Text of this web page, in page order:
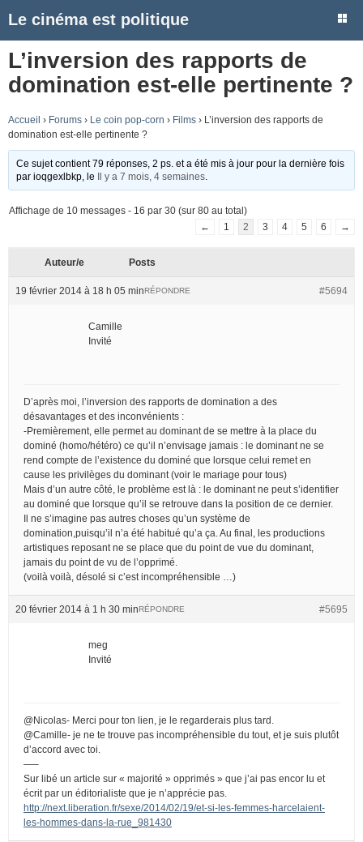
Le cinéma est politique
L’inversion des rapports de
domination est-elle pertinente ?
Accueil › Forums › Le coin pop-corn › Films › L’inversion des rapports de
domination est-elle pertinente ?
Ce sujet contient 79 réponses, 2 ps. et a été mis à jour pour la dernière fois
parioqgexlbkp , le Il y a 7 mois, 4 semaines
Affichage de 10 messages - 16 par 30 (sur 80 au total)
←
1 2 3 4 5 6 →
Auteur/e Posts
19 février 2014 à 18 h 05 min #5694
RÉPONDRE
Camille
Invité
D’après moi, l’inversion des rapports de domination a des
désavantages et des inconvénients :
-Premièrement, elle permet au dominant de se mettre à la place du
dominé (homo/hétéro) ce qu’il n’envisage jamais : le dominant ne se
rend compte de l’existence du dominé que lorsque celui remet en
cause les privilèges du dominant (voir le mariage pour tous)
Mais d’un autre côté, le problème est là : le dominant ne peut s’identifier
au dominé que lorsque qu’il se retrouve dans la position de ce dernier.
Il ne s’imagine pas autres choses qu’un système de
domination,puisqu’il n’a été habitué qu’a ça. Au final, les productions
artistiques reposant ne se place que du point de vue du dominant,
jamais du point de vu de l’opprimé.
(voilà voilà, désolé si c’est incompréhensible …)
20 février 2014 à 1 h 30 min #5695
RÉPONDRE
meg
Invité
@Nicolas- Merci pour ton lien, je le regarderais plus tard.
@Camille- je ne te trouve pas incompréhensible du tout, et je suis plutôt
d’accord avec toi.
—–
Sur libé un article sur « majorité » opprimés » que j’ai pas encor lu et
écrit par un éditorialiste que je n’apprécie pas.
http://next.liberation.fr/sexe/2014/02/19/et-si-les-femmes-harcelaient-
les-hommes-dans-la-rue_981430